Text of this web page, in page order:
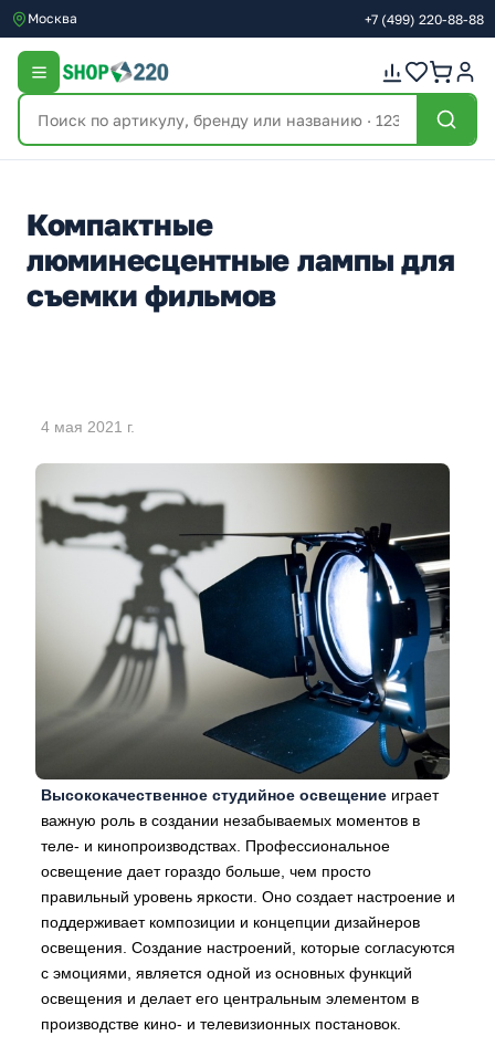
Москва +7 (499) 220-88-88
Компактные
люминесцентные лампы для
съемки фильмов
4 мая 2021 г.
Высококачественное студийное освещение играет
важную роль в создании незабываемых моментов в
теле- и кинопроизводствах. Профессиональное
освещение дает гораздо больше, чем просто
правильный уровень яркости. Оно создает настроение и
поддерживает композиции и концепции дизайнеров
освещения. Создание настроений, которые согласуются
с эмоциями, является одной из основных функций
освещения и делает его центральным элементом в
производстве кино- и телевизионных постановок.